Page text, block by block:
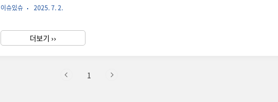
성분 '이버멕틴'은기생충 치료제로 시작했지만, 피부에 바르면 전혀 다른 효과를 보입니다.모
성을 억제하는 항염 작용까지 겸합니다.주사 환자에게서 모낭충이 정상보다 5~6배 많다는 점
에서,수란트라의 효과는 명확한 과학적 기반이 있습니다. 주사뿐 아니라 다양한 염증성 질환..
이슈있슈 2025. 7. 2.
더보기 ››
1